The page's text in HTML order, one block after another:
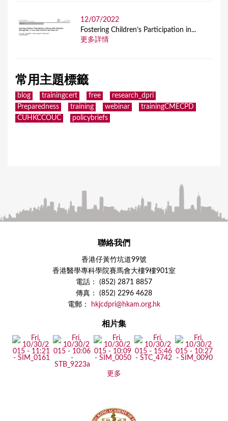
12/07/2022
Fostering Children’s Participation in...
更多詳情
常用主題標籤
blog trainingcert free
research_dpri
Preparedness
training webinar
trainingCMECPD
CUHKCCOUC
policybriefs
聯絡我們
香港仔黃竹坑道99號
香港醫學專科學院賽馬會大樓9樓901室
電話： (852) 2871 8857
傳真： (852) 2296 4628
電郵：
hkjcdpri@hkam.org.hk
相片集
更多